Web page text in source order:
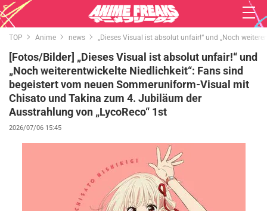
TOP Anime news „Dieses Visual ist absolut unfair!“ und „Noch
[Fotos/Bilder] „Dieses Visual ist absolut unfair!“ und
„Noch weiterentwickelte Niedlichkeit“: Fans sind
begeistert vom neuen Sommeruniform-Visual mit
Chisato und Takina zum 4. Jubiläum der
Ausstrahlung von „LycoReco“ 1st
2026/07/06 15:45